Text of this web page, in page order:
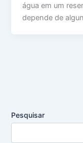
água em um
depende de
Pesquisar